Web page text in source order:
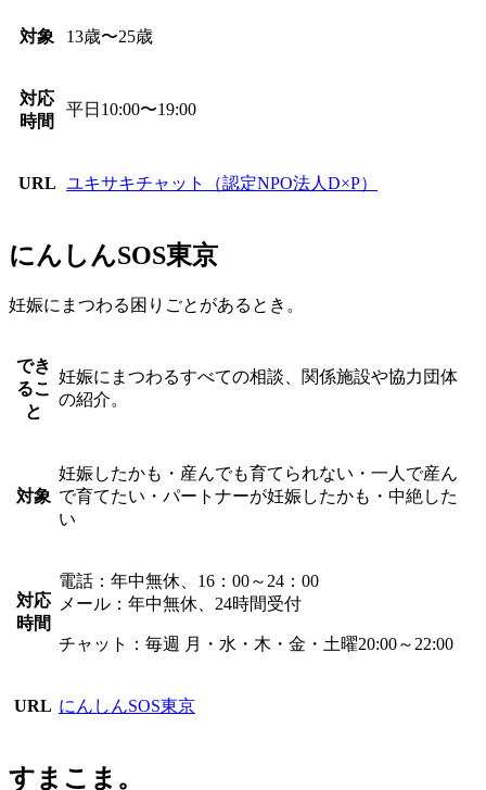
対象 13歳〜25歳
対応
時間
平日10:00〜19:00
URL ユキサキチャット（認定NPO法人D×P）
にんしんSOS東京
妊娠にまつわる困りごとがあるとき。
でき
るこ
と
妊娠にまつわるすべての相談、関係施設や協力団体
の紹介。
対象
妊娠したかも・産んでも育てられない・一人で産ん
で育てたい・パートナーが妊娠したかも・中絶した
い
対応
時間
電話：年中無休、16：00～24：00
メール：年中無休、24時間受付
チャット：毎週 月・水・木・金・土曜20:00～22:00
URL にんしんSOS東京
すまこま。